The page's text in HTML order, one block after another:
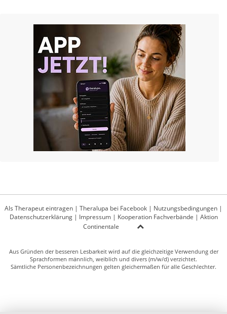
Als Therapeut eintragen | Theralupa bei Facebook | Nutzungsbedingungen |
Datenschutzerklärung| Impressum| Kooperation Fachverbände | Aktion
Continentale
Aus Gründen der besseren Lesbarkeit wird auf die gleichzeitige Verwendung der
Sprachformen männlich, weiblich und divers (m/w/d) verzichtet.
Sämtliche Personenbezeichnungen gelten gleichermaßen für alle Geschlechter.